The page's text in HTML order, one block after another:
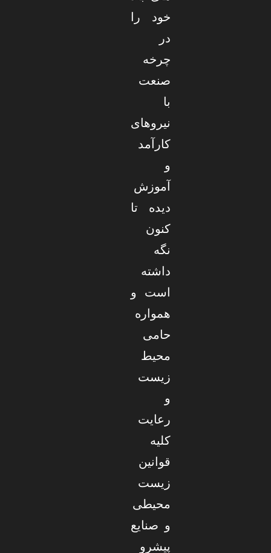
خود را
در
چرخه
صنعت
با
نیروهای
کارآمد
و
آموزش
دیده تا
کنون
نگه
داشته
است و
همواره
حامی
محیط
زیست
و
رعایت
کلیه
قوانین
زیست
محیطی
و صنایع
پیشرو